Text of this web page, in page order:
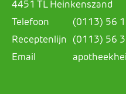
4451 TL Heinkenszand
Telefoon
(0113) 56
Receptenlijn
(0113) 56
Email